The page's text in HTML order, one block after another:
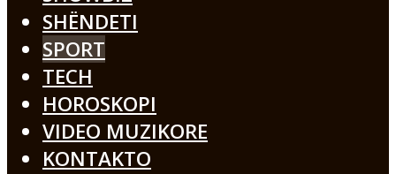
SHËNDETI
SPORT
TECH
HOROSKOPI
VIDEO MUZIKORE
KONTAKTO